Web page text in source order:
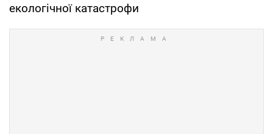
екологічної катастрофи